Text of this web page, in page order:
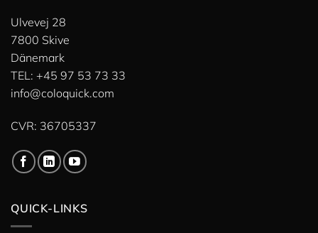
Ulvevej 28
7800 Skive
Dänemark
TEL: +45 97 53 73 33
info@coloquick.com
CVR: 36705337
QUICK-LINKS